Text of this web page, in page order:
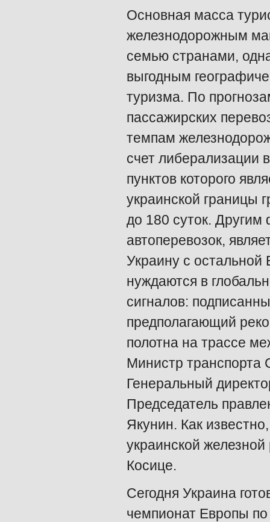
Основная масса
железнодорожным
семью странами,
выгодным
туризма. По
пассажирских
темпам
счет либерализации
пунктов которого
украинской границы
до 180 суток.
автоперевозок,
Украину с остальной
нуждаются в
сигналов:
предполагающий
полотна на трассе
Министр
Генеральный
Председатель
Якунин. Как
украинской
Косице.
Сегодня Украина
чемпионат Европы по